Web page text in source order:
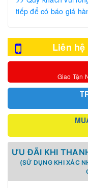
tiếp để có báo giá
Liên hệ
Giao Tận
ƯU ĐÃI KHI
(SỬ DỤNG KHI XÁC